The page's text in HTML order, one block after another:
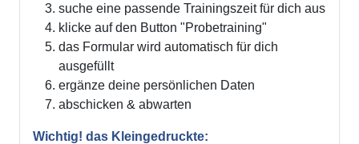
suche eine passende Trainingszeit für dich aus
klicke auf den Button "Probetraining"
das Formular wird automatisch für dich
ausgefüllt
ergänze deine persönlichen Daten
abschicken & abwarten
Wichtig! das Kleingedruckte: